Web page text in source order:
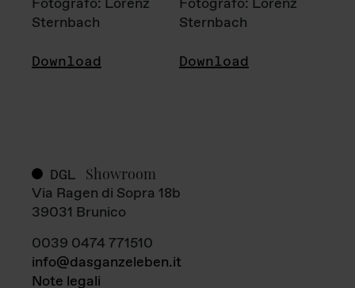
Sternbach
Download
Sternbach
Download
DGL Showroom
Via Ragen di Sopra 18b
39031 Brunico
0039 0474 771510
info@dasganzeleben.it
Note legali